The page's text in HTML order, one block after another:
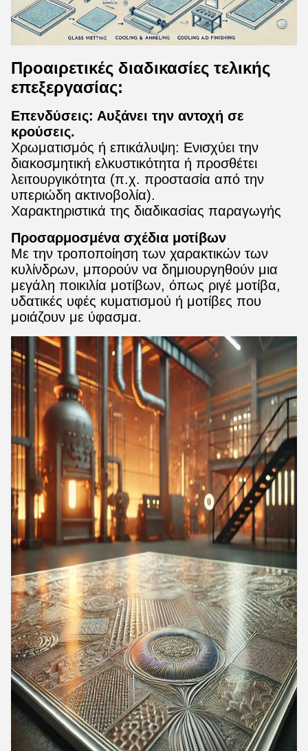
Προαιρετικές διαδικασίες τελικής
επεξεργασίας:
Επενδύσεις: Αυξάνει την αντοχή σε
κρούσεις.
Χρωματισμός ή επικάλυψη: Ενισχύει την
διακοσμητική ελκυστικότητα ή προσθέτει
λειτουργικότητα (π.χ. προστασία από την
υπεριώδη ακτινοβολία).
Χαρακτηριστικά της διαδικασίας παραγωγής
Προσαρμοσμένα σχέδια μοτίβων
Με την τροποποίηση των χαρακτικών των
κυλίνδρων, μπορούν να δημιουργηθούν μια
μεγάλη ποικιλία μοτίβων, όπως ριγέ μοτίβα,
υδατικές υφές κυματισμού ή μοτίβες που
μοιάζουν με ύφασμα.